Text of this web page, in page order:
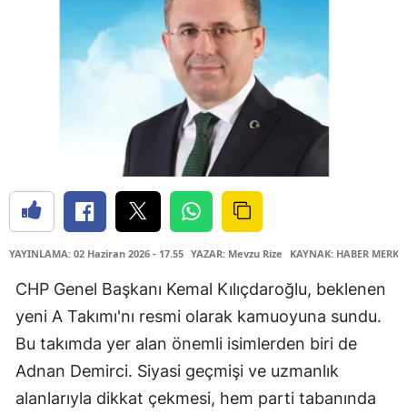
YAYINLAMA: 02 Haziran 2026 - 17.55 YAZAR: Mevzu Rize KAYNAK: HABER
CHP Genel Başkanı Kemal Kılıçdaroğlu, beklenen
yeni A Takımı'nı resmi olarak kamuoyuna sundu.
Bu takımda yer alan önemli isimlerden biri de
Adnan Demirci. Siyasi geçmişi ve uzmanlık
alanlarıyla dikkat çekmesi, hem parti tabanında